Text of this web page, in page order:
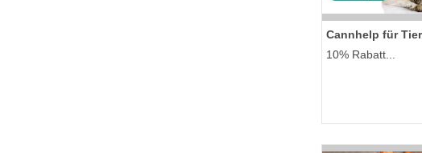
Cannhelp für
10% Rabatt...